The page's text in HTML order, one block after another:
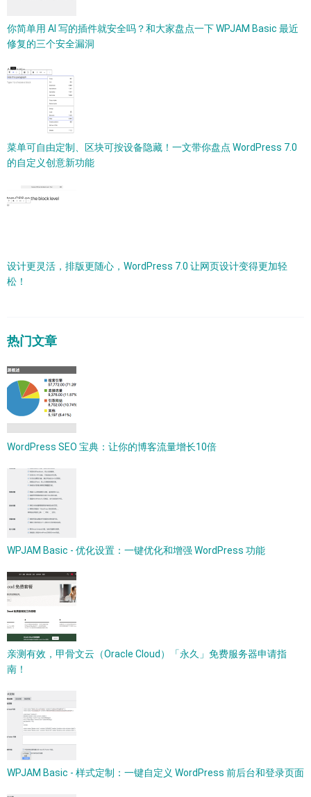
你简单用 AI 写的插件就安全吗？和大家盘点一下 WPJAM Basic 最近
修复的三个安全漏洞
菜单可自由定制、区块可按设备隐藏！一文带你盘点 WordPress 7.0
的自定义创意新功能
设计更灵活，排版更随心，WordPress 7.0 让网页设计变得更加轻
松！
热门文章
WordPress SEO 宝典：让你的博客流量增长10倍
WPJAM Basic - 优化设置：一键优化和增强 WordPress 功能
亲测有效，甲骨文云（Oracle Cloud）「永久」免费服务器申请指
南！
WPJAM Basic - 样式定制：一键自定义 WordPress 前后台和登录页面